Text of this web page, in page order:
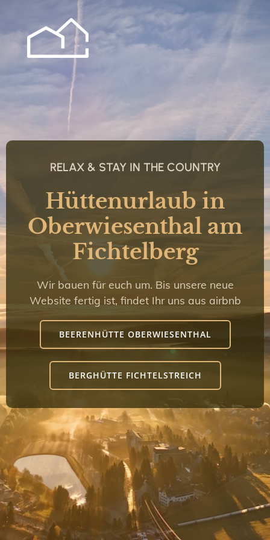
RELAX & STAY IN THE COUNTRY
Hüttenurlaub in
Oberwiesenthal am
Fichtelberg
Wir bauen für euch um. Bis unsere neue
Website fertig ist, findet Ihr uns aus airbnb
BEERENHÜTTE OBERWIESENTHAL
BERGHÜTTE FICHTELSTREICH